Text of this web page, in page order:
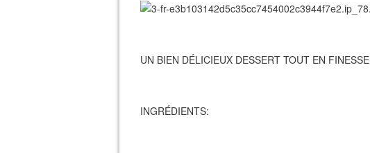
UN BIEN DÉLICIEUX DESSERT TOUT EN FINESSE
INGRÉDIENTS: